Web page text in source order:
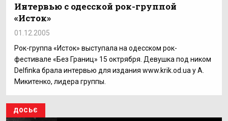
Интервью с одесской рок-группой
«Исток»
01.12.2005
Рок-группа «Исток» выступала на одесском рок-
фестивале «Без Границ» 15 октрября. Девушка под ником
Delfinka брала интервью для издания www.krik.od.ua у А.
Микитенко, лидера группы.
ДОСЬЄ